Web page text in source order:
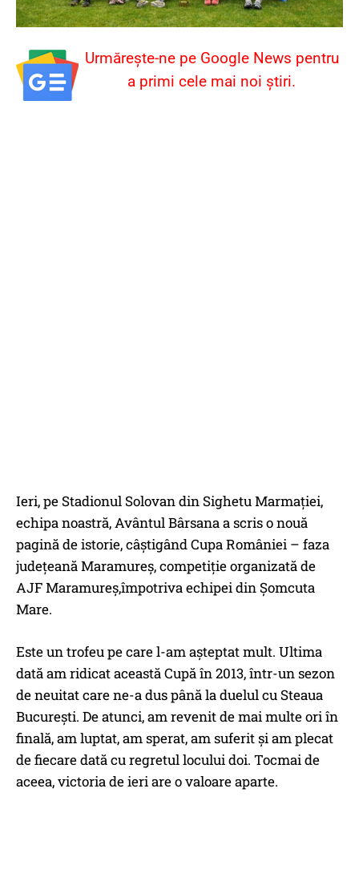
Urmărește-ne pe Google News pentru
a primi cele mai noi știri.
Ieri, pe Stadionul Solovan din Sighetu Marmației,
echipa noastră, Avântul Bârsana a scris o nouă
pagină de istorie, câștigând Cupa României – faza
județeană Maramureș, competiție organizată de
AJF Maramureș,împotriva echipei din Șomcuta
Mare.
Este un trofeu pe care l-am așteptat mult. Ultima
dată am ridicat această Cupă în 2013, într-un sezon
de neuitat care ne-a dus până la duelul cu Steaua
București. De atunci, am revenit de mai multe ori în
finală, am luptat, am sperat, am suferit și am plecat
de fiecare dată cu regretul locului doi. Tocmai de
aceea, victoria de ieri are o valoare aparte.